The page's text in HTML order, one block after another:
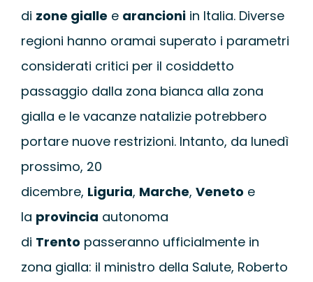
NEWS
di zone gialle e arancioniin Italia. Diverse
regioni hanno oramai superato i parametri
considerati critici per il cosiddetto
passaggio dalla zona bianca alla zona
gialla e le vacanze natalizie potrebbero
portare nuove restrizioni. Intanto, da lunedì
prossimo, 20
dicembre, Liguria, Marche, Veneto e
la provincia autonoma
di Trento passeranno ufficialmente in
zona gialla: il ministro della Salute, Roberto